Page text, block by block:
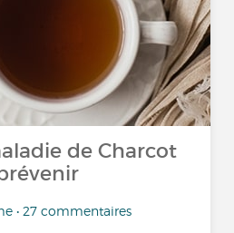
de Charcot
• 27 commentaires